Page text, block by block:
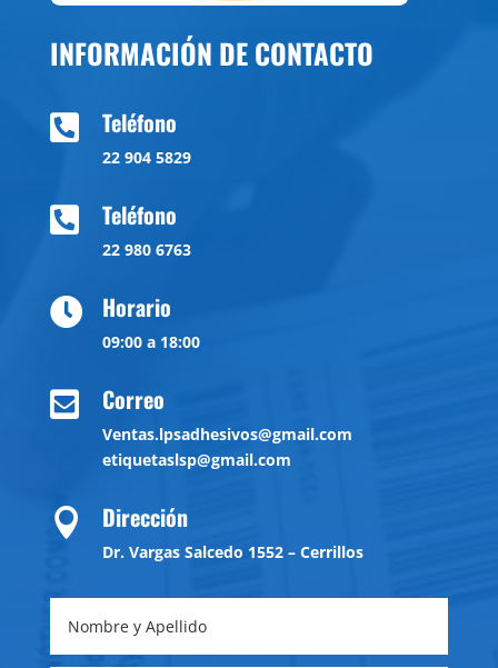
INFORMACIÓN DE CONTACTO
 Teléfono
22 904 5829
 Teléfono
22 980 6763
 Horario
09:00 a 18:00
 Correo
Ventas.lpsadhesivos@gmail.com
etiquetaslsp@gmail.com
 Dirección
Dr. Vargas Salcedo 1552 – Cerrillos